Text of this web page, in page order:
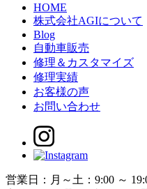
HOME
株式会社AGIについて
Blog
自動車販売
修理＆カスタマイズ
修理実績
お客様の声
お問い合わせ
営業日：月～土：9:00 ～